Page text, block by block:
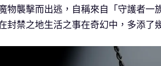
物襲擊而出逃，自稱來自「守護者
封禁之地生活之事在奇幻中，多添了